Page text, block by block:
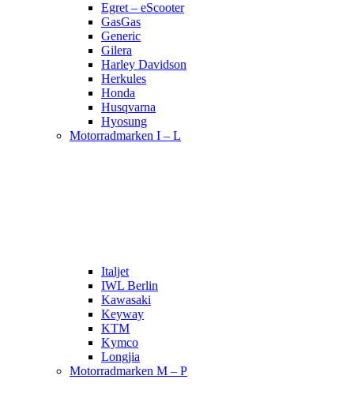
Egret – eScooter
GasGas
Generic
Gilera
Harley Davidson
Herkules
Honda
Husqvarna
Hyosung
Motorradmarken I – L
Italjet
IWL Berlin
Kawasaki
Keyway
KTM
Kymco
Longjia
Motorradmarken M – P